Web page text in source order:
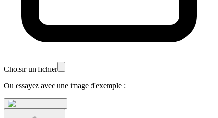
Choisir un fichier
Ou essayez avec une image d'exemple :